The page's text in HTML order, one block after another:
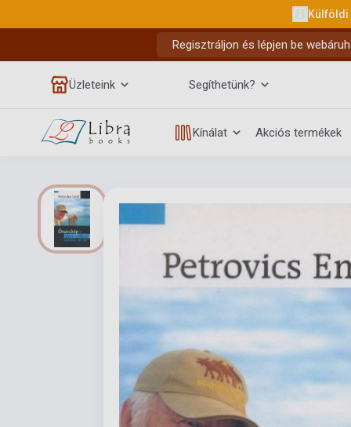
Külföldi
Regisztráljon és lépjen be
Üzleteink Segíthetünk?
Kínálat Akciós termékek